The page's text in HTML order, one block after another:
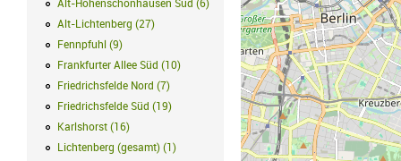
Alt-Hohenschönhausen Süd (6) Alt-Hohenschönhausen Süd Filter
Alt-Lichtenberg (27) Alt-Lichtenberg Filter anwenden
Fennpfuhl (9) Fennpfuhl Filter anwenden
Frankfurter Allee Süd (10) Frankfurter Allee Süd Filter anwenden
Friedrichsfelde Nord (7) Friedrichsfelde Nord Filter anwenden
Friedrichsfelde Süd (19) Friedrichsfelde Süd Filter anwenden
Karlshorst (16) Karlshorst Filter anwenden
Lichtenberg (gesamt) (1 ) Lichtenberg (gesamt) Filter anwenden